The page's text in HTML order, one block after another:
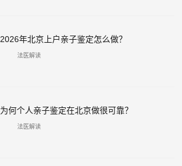
2026年北京上户亲子鉴定怎么做？
法医解读
为何个人亲子鉴定在北京做很可靠？
法医解读